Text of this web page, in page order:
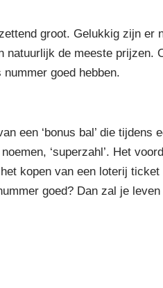
groot. Gelukkig zijn er
natuurlijk de meeste prijzen.
goed hebben.
een ‘bonus bal’ die tijdens
‘superzahl’. Het
kopen van een loterij ticket
goed? Dan zal je